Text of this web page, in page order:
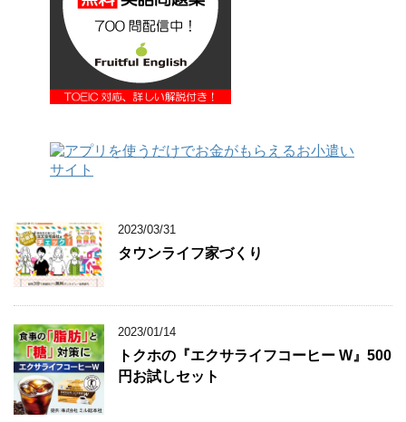
2023/03/31
タウンライフ家づくり
2023/01/14
トクホの『エクサライフコーヒー W』500
円お試しセット